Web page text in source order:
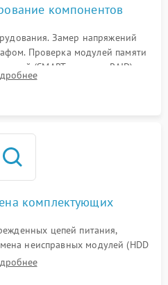
компонентов
Замер напряжений
Проверка модулей памяти
(SMART, массивы RAID)
утилитами.
комплектующих
цепей питания,
неисправных модулей (HDD